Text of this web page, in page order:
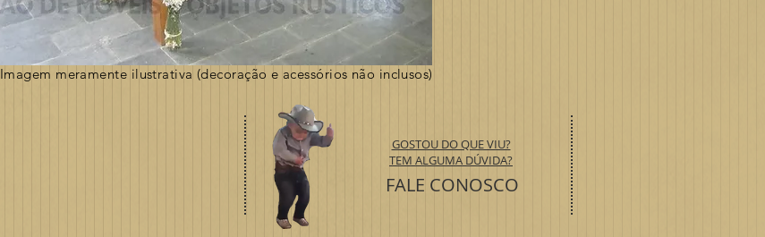
Imagem meramente ilustrativa (decoração e acessórios não inclusos)
GOSTOU DO QUE VIU?
TEM ALGUMA DÚVIDA?
FALE CONOSCO